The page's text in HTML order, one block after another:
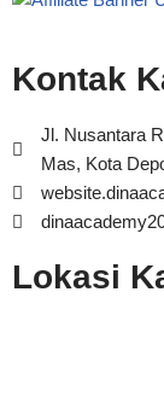
Kontak
Jl. Nusantara
Mas, Kota
Lokasi